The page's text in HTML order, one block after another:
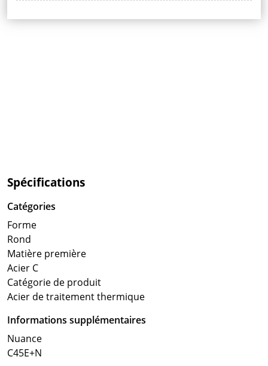
Spécifications
Catégories
Forme
Rond
Matière première
Acier C
Catégorie de produit
Acier de traitement thermique
Informations supplémentaires
Nuance
C45E+N